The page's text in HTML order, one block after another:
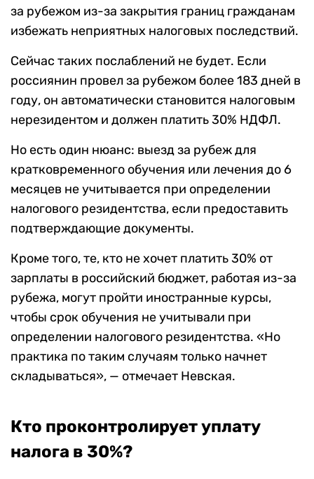
за рубежом из-за закрытия границ гражданам
избежать неприятных налоговых последствий.
Сейчас таких послаблений не будет. Если
россиянин провел за рубежом более 183 дней в
году, он автоматически становится налоговым
нерезидентом и должен платить 30% НДФЛ.
Но есть один нюанс: выезд за рубеж для
кратковременного обучения или лечения до 6
месяцев не учитывается при определении
налогового резидентства, если предоставить
подтверждающие документы.
Кроме того, те, кто не хочет платить 30% от
зарплаты в российский бюджет, работая из-за
рубежа, могут пройти иностранные курсы,
чтобы срок обучения не учитывали при
определении налогового резидентства. «Но
практика по таким случаям только начнет
складываться», — отмечает Невская.
Кто проконтролирует уплату
налога в 30%?